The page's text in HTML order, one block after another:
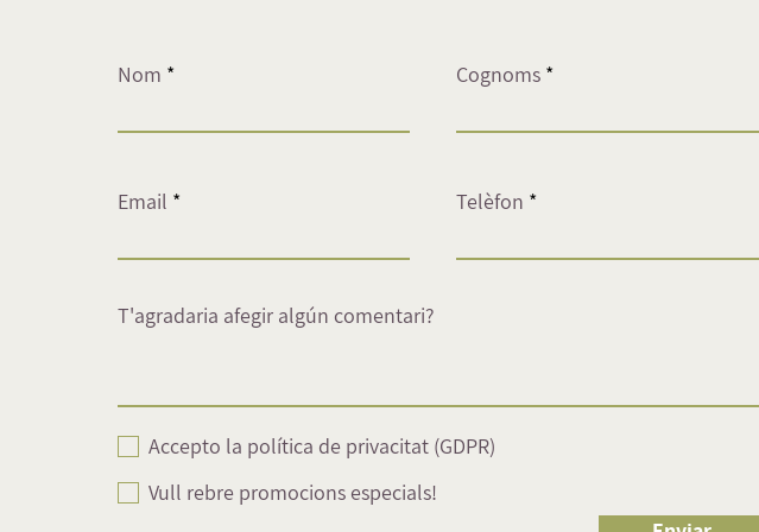
Nom Cognoms
Email Telèfon
T'agradaria afegir algún comentari?
Accepto la política de privacitat (GDPR)
Vull rebre promocions especials!